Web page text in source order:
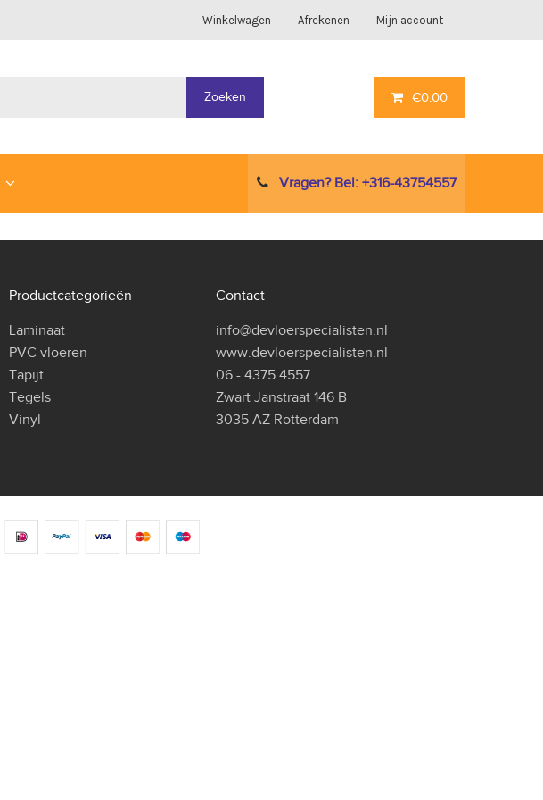
Winkelwagen Afrekenen Mijn account
Zoeken €0.00
Vragen? Bel: +316-43754557
Productcategorieën
Laminaat
PVC vloeren
Tapijt
Tegels
Vinyl
Contact
info@devloerspecialisten.nl
www.devloerspecialisten.nl
06 - 4375 4557
Zwart Janstraat 146 B
3035 AZ Rotterdam